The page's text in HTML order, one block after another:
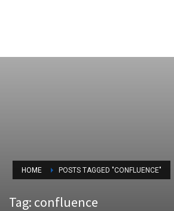
HOME POSTS TAGGED "CONFLUENCE"
Tag: confluence